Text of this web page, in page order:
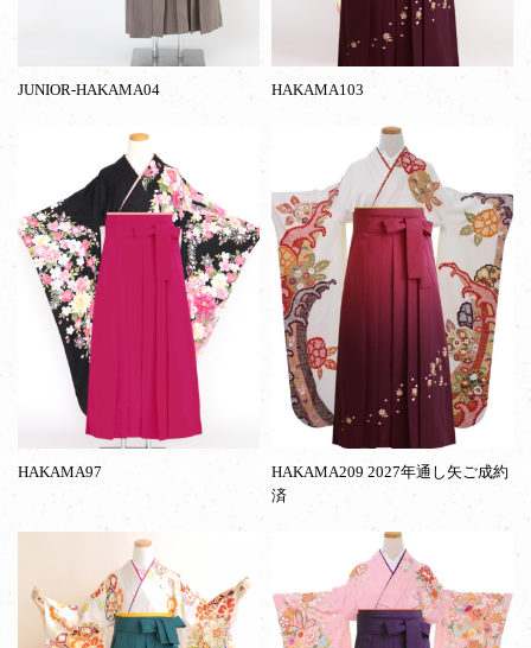
JUNIOR-HAKAMA04 HAKAMA103
HAKAMA97
HAKAMA209 2027年通し矢ご成約
済